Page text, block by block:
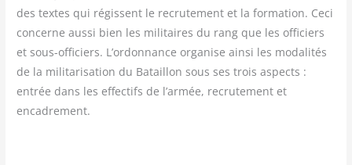
des textes qui régissent le recru­te­ment et la for­ma­tion. Ceci
concerne aus­si bien les mili­taires du rang que les offi­ciers
et sous-offi­ciers. L’ordonnance orga­nise ain­si les moda­li­tés
de la mili­ta­ri­sa­tion du Bataillon sous ses trois aspects :
entrée dans les effec­tifs de l’armée, recru­te­ment et
encadrement.